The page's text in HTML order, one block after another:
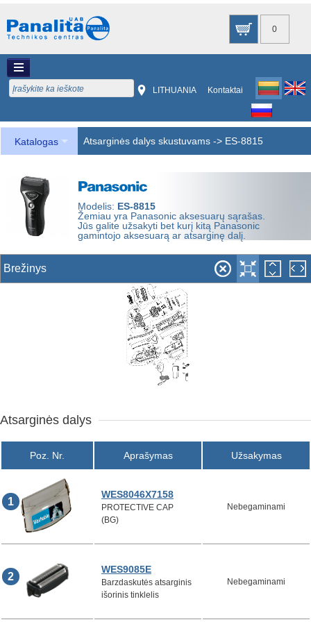
0
LITHUANIA Kontaktai
Katalogas Atsarginės dalys skustuvams -> ES-8815
Modelis: ES-8815
Žemiau yra Panasonic aksesuarų sąrašas.
Jūs galite užsakyti bet kurį kitą Panasonic
gamintojo aksesuarą ar atsarginę dalį.
Brežinys
Atsarginės dalys
Poz. Nr. Aprašymas Užsakymas
1
WES8046X7158
PROTECTIVE CAP
(BG)
Nebegaminami
2
WES9085E
Barzdaskutės atsarginis
išorinis tinklelis
Nebegaminami